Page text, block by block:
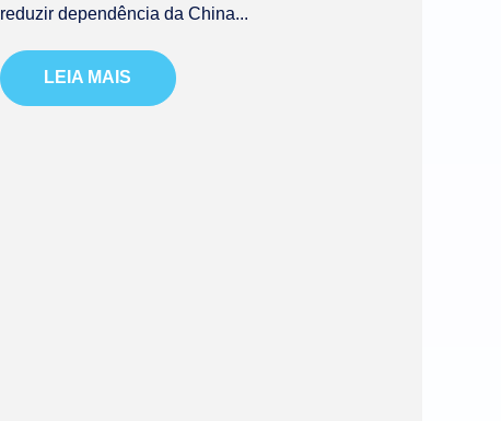
reduzir dependência da China...
LEIA MAIS